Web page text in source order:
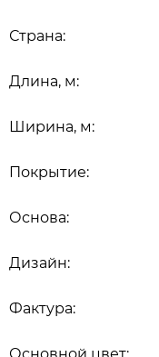
Длина, м:
Ширина, м:
Дизайн:
Основа:
Покрытие:
Страна:
Фактура: